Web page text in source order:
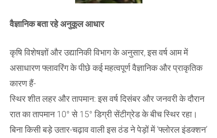
​वैज्ञानिक बता रहे अनुकूल आधार
​कृषि विशेषज्ञों और उद्यानिकी विभाग के अनुसार, इस वर्ष आम में
असाधारण फ्लावरिंग के पीछे कई महत्वपूर्ण वैज्ञानिक और प्राकृतिक
कारण हैं-
​स्थिर शीत लहर और तापमान: इस वर्ष दिसंबर और जनवरी के दौरान
रात का तापमान 10° से 15° डिग्री सेंटीग्रेड के बीच स्थिर रहा।
बिना किसी बड़े उतार-चढ़ाव वाली इस ठंड ने पेड़ों में ‘फ्लोरल इंडक्शन’